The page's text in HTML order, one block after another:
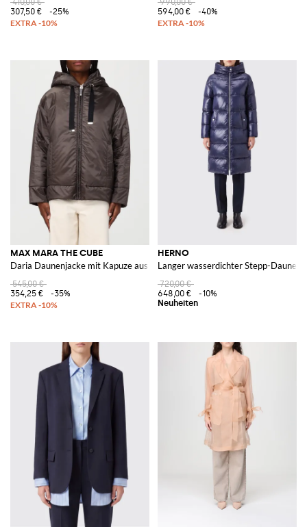
307,50 €
-25%
594,00 €
-40%
MAX MARA THE CUBE
Daria Daunenjacke mit Kapuze aus Nylon 'S
545,00 €
354,25 €
-35%
HERNO
Langer wasserdichter Stepp-
720,00 €
648,00 €
-10%